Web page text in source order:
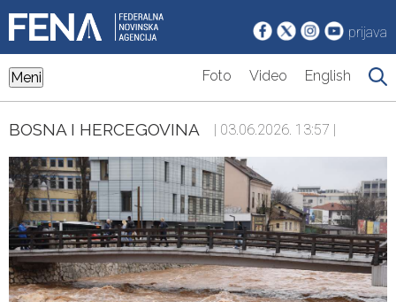
prijava
Meni Foto Video English
BOSNA I HERCEGOVINA | 03.06.2026. 13:57 |